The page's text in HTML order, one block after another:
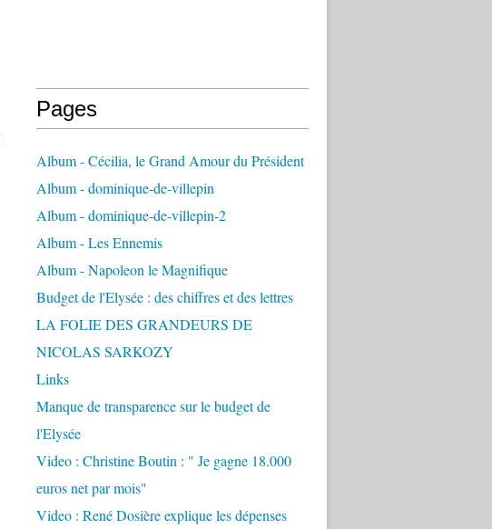
Pages
Album - Cécilia, le Grand Amour du Président
Album - dominique-de-villepin
Album - dominique-de-villepin-2
Album - Les Ennemis
Album - Napoleon le Magnifique
Budget de l'Elysée : des chiffres et des lettres
LA FOLIE DES GRANDEURS DE
NICOLAS SARKOZY
Links
Manque de transparence sur le budget de
l'Elysée
Video : Christine Boutin : " Je gagne 18.000
euros net par mois"
Video : René Dosière explique les dépenses